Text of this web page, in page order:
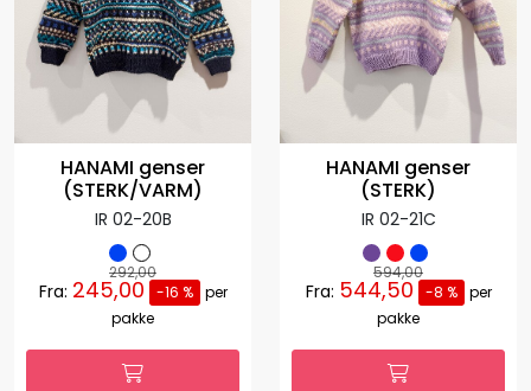
HANAMI genser
(STERK/VARM)
IR 02-20B
292,00
Fra: 245,00 -16 %
per
pakke
HANAMI genser
(STERK)
IR 02-21C
594,00
Fra: 544,50 -8 %
per
pakke